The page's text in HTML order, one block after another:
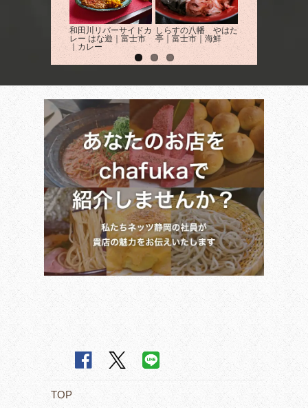
和田川リバーサイドカ
レー はな遊｜富士市
｜カレー
しらすの八幡 やはた
亭｜富士市｜海鮮
富士店｜カフェ
｜富士市
TOP